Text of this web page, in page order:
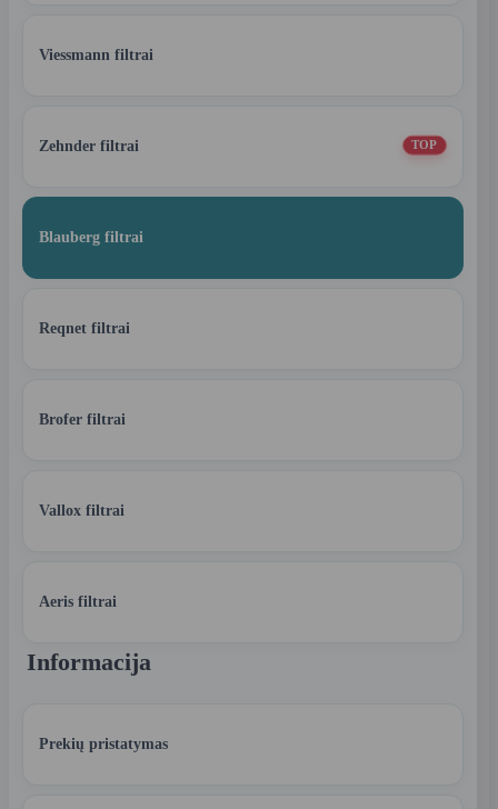
Viessmann filtrai
Zehnder filtrai TOP
Blauberg filtrai
Reqnet filtrai
Brofer filtrai
Vallox filtrai
Aeris filtrai
Informacija
Prekių pristatymas